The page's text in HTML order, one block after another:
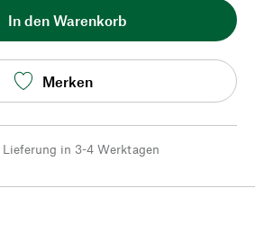
In den Warenkorb
Merken
Lieferung in 3-4 Werktagen